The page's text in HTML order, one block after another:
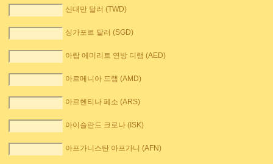
신대만 달러 (TWD)
싱가포르 달러 (SGD)
아랍 에미리트 연방 디램 (AED)
아르메니아 드램 (AMD)
아르헨티나 페소 (ARS)
아이슬란드 크로나 (ISK)
아프가니스탄 아프가니 (AFN)